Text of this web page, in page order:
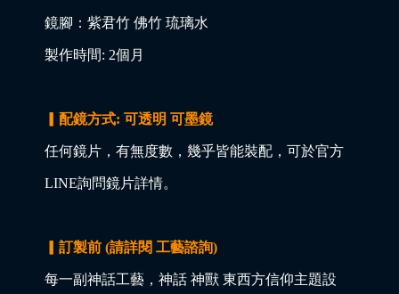
鏡腳：紫君竹 佛竹 琉璃水
製作時間: 2個月
▎配鏡方式: 可透明 可墨鏡
任何鏡片，有無度數，幾乎皆能裝配，可於官方
LINE詢問鏡片詳情。
▎訂製前 (請詳閱 工藝諮詢)
每一副神話工藝，神話 神獸 東西方信仰主題設